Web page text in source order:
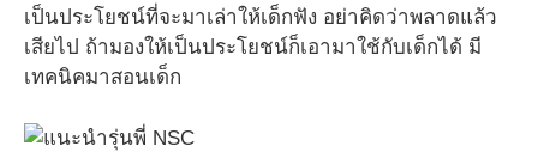
เป็นประโยชน์ที่จะมาเล่าให้เด็กฟัง อย่าคิดว่าพลาดแล้ว
เสียไป ถ้ามองให้เป็นประโยชน์ก็เอามาใช้กับเด็กได้ มี
เทคนิคมาสอนเด็ก